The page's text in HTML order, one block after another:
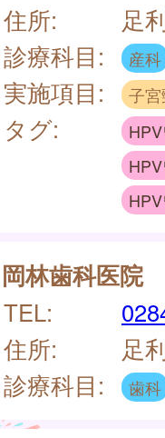
住所:
足
診療科目:
産科
実施項目: 子
タグ:
岡林歯科医院
TEL:
住所:
足
診療科目:
歯科